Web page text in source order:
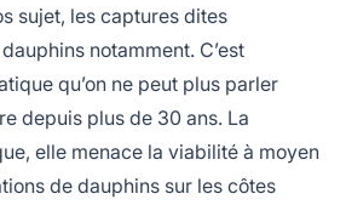
sujet, les captures dites
notamment. C’est
qu’on ne peut plus parler
depuis plus de 30 ans. La
elle menace la viabilité à moyen
de dauphins sur les côtes